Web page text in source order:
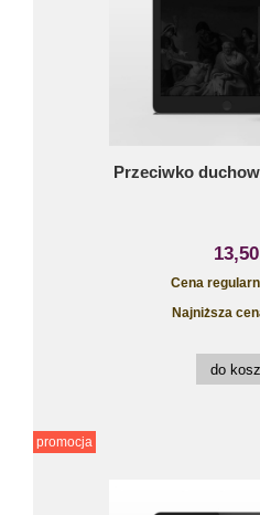
Przeciwko
Cena
Najniższa
do
promocja